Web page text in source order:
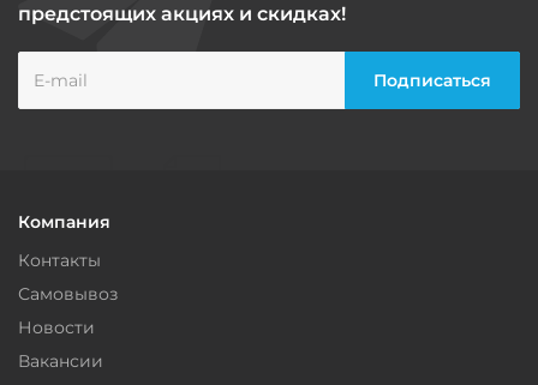
предстоящих акциях и скидках!
Компания
Контакты
Самовывоз
Новости
Вакансии